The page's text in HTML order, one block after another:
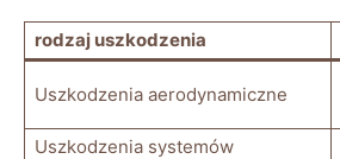
rodzaj uszkodzenia
Uszkodzenia aerodynamiczne
Uszkodzenia systemów